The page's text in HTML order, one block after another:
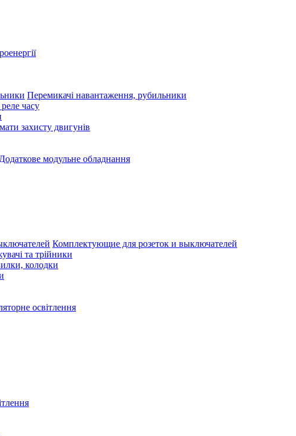
Перемикачі навантаження, рубильники
часу
захисту двигунів
Додаткове модульне обладнання
Комплектующие для розеток и выключателей
та трійники
колодки
освітлення